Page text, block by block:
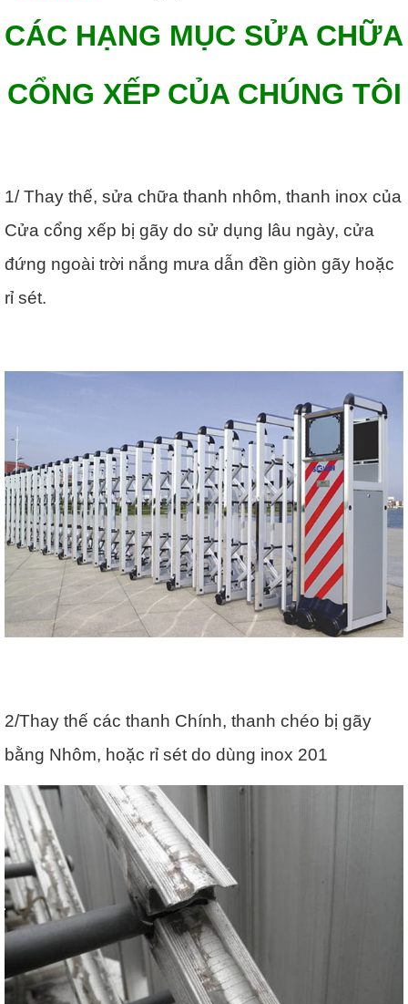
CÁC HẠNG MỤC SỬA CHỮA
CỔNG XẾP CỦA CHÚNG TÔI
1/ Thay thế, sửa chữa thanh nhôm, thanh inox của
Cửa cổng xếp bị gãy do sử dụng lâu ngày, cửa
đứng ngoài trời nắng mưa dẫn đền giòn gãy hoặc
rỉ sét.
2/Thay thế các thanh Chính, thanh chéo bị gãy
bằng Nhôm, hoặc rỉ sét do dùng inox 201